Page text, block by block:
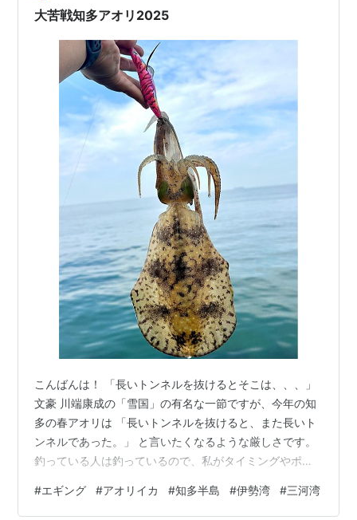
大苦戦知多アオリ2025
こんばんは！ 「長いトンネルを抜けるとそこは、、、」
文豪 川端康成の「雪国」の有名な一節ですが、今年の知
多の春アオリは 「長いトンネルを抜けると、また長いト
ンネルであった。」 と言いたくなるような厳しさです。
釣っている人は釣っているので、私がタイミングやポイ
年の傾向を記録として書いておこうと思います。 スカし
#エギング #アオリイカ #知多半島 #伊勢湾 #三河湾